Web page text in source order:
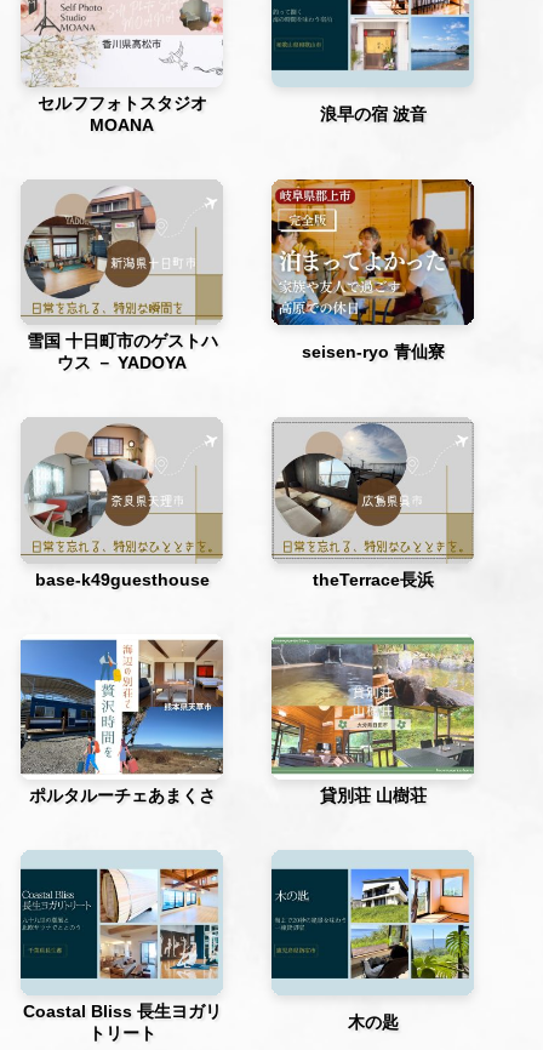
セルフフォトスタジオ
MOANA
浪早の宿 波音
雪国 十日町市のゲストハ
ウス － YADOYA
seisen-ryo 青仙寮
base-k49guesthouse theTerrace長浜
ポルタルーチェあまくさ 貸別荘 山樹荘
Coastal Bliss 長生ヨガリ
トリート
木の匙